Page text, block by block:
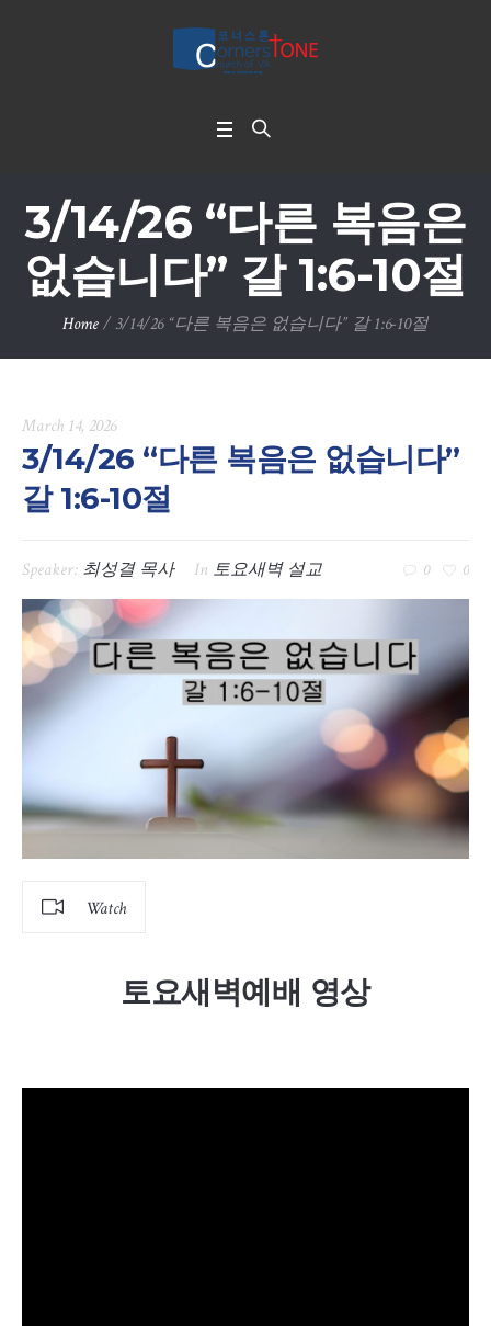
3/14/26 “다른 복음은
없습니다” 갈 1:6-10절
Home/ 3/14/26 “다른 복음은 없습니다” 갈 1:6-10절
March 14, 2026
3/14/26 “다른 복음은 없습니다”
갈 1:6-10절
Speaker: 최성결 목사 In 토요새벽 설교 0 0
Watch
토요새벽예배 영상